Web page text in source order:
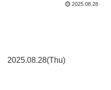
2025.08.28
2025.08.28(Thu)